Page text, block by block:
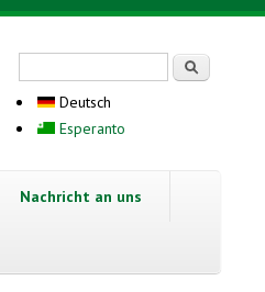
Deutsch
Esperanto
Nachricht an uns